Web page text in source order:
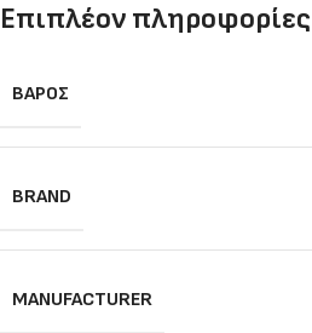
Επιπλέον πληροφορίες
ΒΆΡΟΣ
BRAND
MANUFACTURER